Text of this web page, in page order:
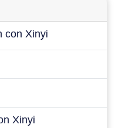
con Xinyi
Xinyi